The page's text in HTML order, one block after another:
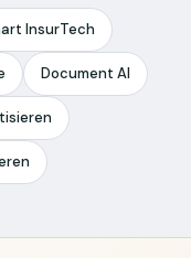
InsurTech
Document AI